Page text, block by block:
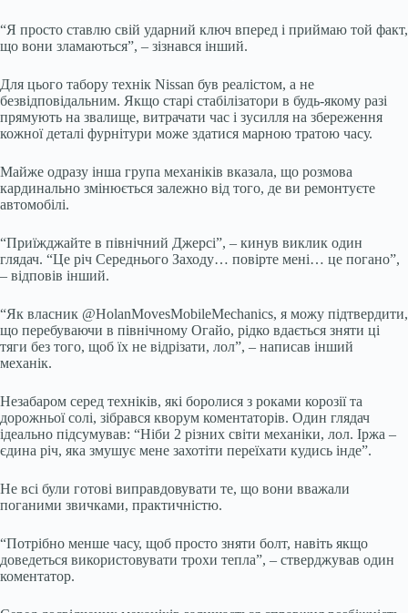
“Я просто ставлю свій ударний ключ вперед і приймаю той факт,
що вони зламаються”, – зізнався інший.
Для цього табору технік Nissan був реалістом, а не
безвідповідальним. Якщо старі стабілізатори в будь-якому разі
прямують на звалище, витрачати час і зусилля на збереження
кожної деталі фурнітури може здатися марною тратою часу.
Майже одразу інша група механіків вказала, що розмова
кардинально змінюється залежно від того, де ви ремонтуєте
автомобілі.
“Приїжджайте в північний Джерсі”, – кинув виклик один
глядач. “Це річ Середнього Заходу… повірте мені… це погано”,
– відповів інший.
“Як власник @HolanMovesMobileMechanics, я можу підтвердити,
що перебуваючи в північному Огайо, рідко вдається зняти ці
тяги без того, щоб їх не відрізати, лол”, – написав інший
механік.
Незабаром серед техніків, які боролися з роками корозії та
дорожньої солі, зібрався кворум коментаторів. Один глядач
ідеально підсумував: “Ніби 2 різних світи механіки, лол. Іржа –
єдина річ, яка змушує мене захотіти переїхати кудись інде”.
Не всі були готові виправдовувати те, що вони вважали
поганими звичками, практичністю.
“Потрібно менше часу, щоб просто зняти болт, навіть якщо
доведеться використовувати трохи тепла”, – стверджував один
коментатор.